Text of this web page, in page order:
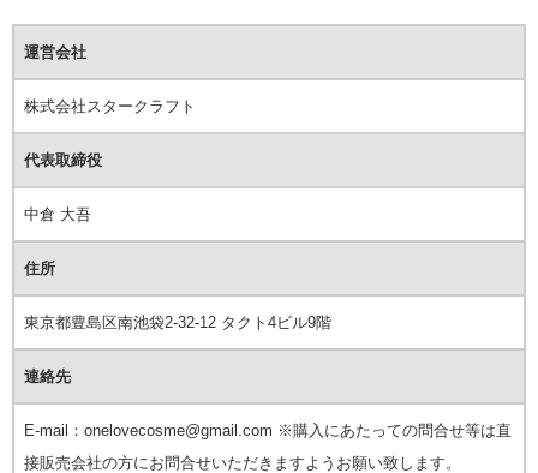
運営会社
株式会社スタークラフト
代表取締役
中倉 大吾
住所
東京都豊島区南池袋2-32-12 タクト4ビル9階
連絡先
E-mail：onelovecosme@gmail.com ※購入にあたっての問合せ等は直
接販売会社の方にお問合せいただきますようお願い致します。